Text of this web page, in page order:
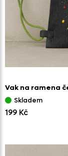
Vak na ramena
Skladem
199 Kč